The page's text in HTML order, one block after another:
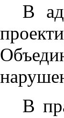
В
В